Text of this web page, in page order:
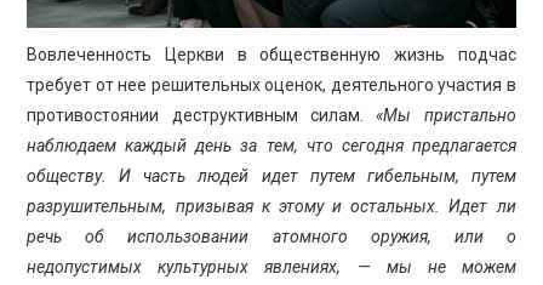
Вовлеченность Церкви в общественную жизнь подчас
требует от нее решительных оценок, деятельного участия в
противостоянии деструктивным силам.«Мы пристально
наблюдаем каждый день за тем, что сегодня предлагается
обществу. И часть людей идет путем гибельным, путем
разрушительным, призывая к этому и остальных. Идет ли
речь об использовании атомного оружия, или о
недопустимых культурных явлениях, — мы не можем